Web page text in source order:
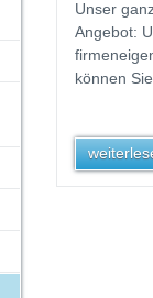
Unser
Angebot:
können